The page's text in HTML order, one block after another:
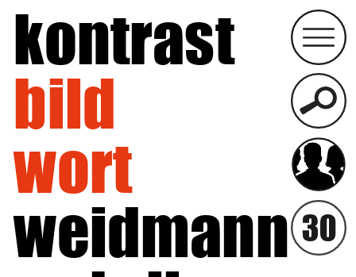
kontrast
bild
wort
weidmann